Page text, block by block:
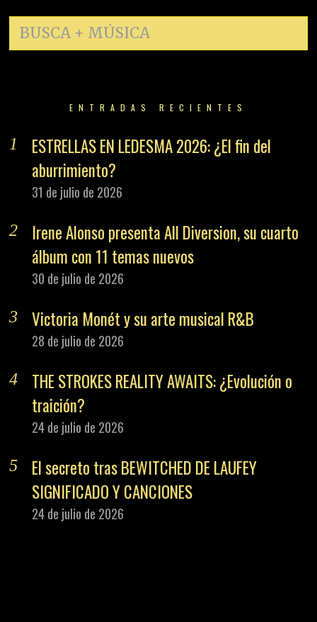
ENTRADAS RECIENTES
ESTRELLAS EN LEDESMA 2026: ¿El fin del
aburrimiento?
31 de julio de 2026
Irene Alonso presenta All Diversion, su cuarto
álbum con 11 temas nuevos
30 de julio de 2026
Victoria Monét y su arte musical R&B
28 de julio de 2026
THE STROKES REALITY AWAITS: ¿Evolución o
traición?
24 de julio de 2026
El secreto tras BEWITCHED DE LAUFEY
SIGNIFICADO Y CANCIONES
24 de julio de 2026